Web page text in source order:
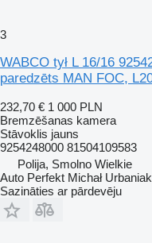
3
WABCO tył L 16/16
paredzēts MAN FOC,
232,70 € 1 000 PLN
Bremzēšanas kamera
Stāvoklis jauns
9254248000 81504109583
Polija, Smolno Wielkie
Auto Perfekt Michał Urbaniak
Sazināties ar pārdevēju